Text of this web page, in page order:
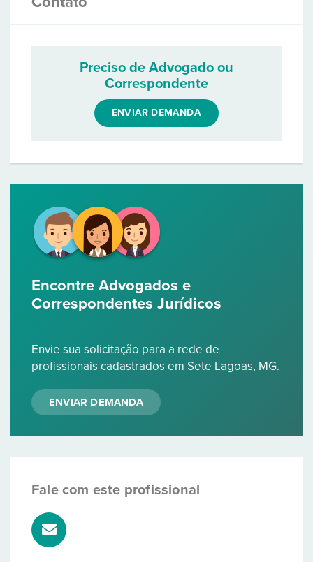
Preciso de Advogado ou
Correspondente
ENVIAR DEMANDA
Encontre Advogados e
Correspondentes Jurídicos
Envie sua solicitação para a rede de
profissionais cadastrados em Sete Lagoas, MG.
ENVIAR DEMANDA
Fale com este profissional